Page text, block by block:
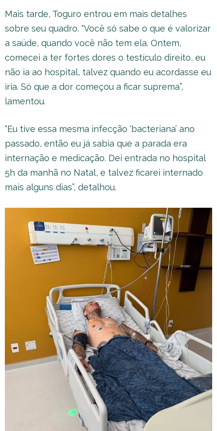
Mais tarde, Toguro entrou em mais detalhes
sobre seu quadro. “Você só sabe o que é valorizar
a saúde, quando você não tem ela. Ontem,
comecei a ter fortes dores o testículo direito, eu
não ia ao hospital, talvez quando eu acordasse eu
iria. Só que a dor começou a ficar suprema”,
lamentou.
“Eu tive essa mesma infecção ‘bacteriana’ ano
passado, então eu já sabia que a parada era
internação e medicação. Dei entrada no hospital
5h da manhã no Natal, e talvez ficarei internado
mais alguns dias”, detalhou.